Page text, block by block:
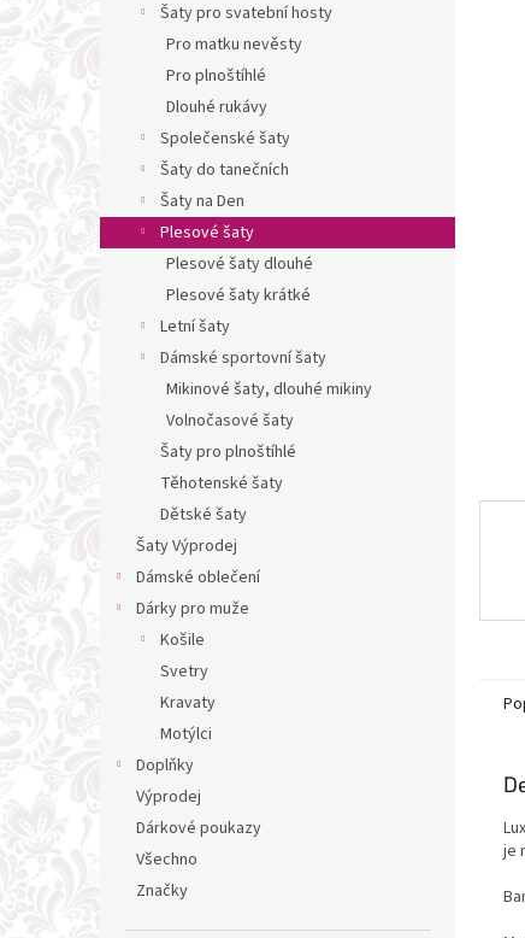
Šaty pro svatební hosty
Pro matku nevěsty
Pro plnoštíhlé
Dlouhé rukávy
Společenské šaty
Šaty do tanečních
Šaty na Den
Plesové šaty
Plesové šaty dlouhé
Plesové šaty krátké
Letní šaty
Dámské sportovní šaty
Mikinové šaty, dlouhé mikiny
Volnočasové šaty
Šaty pro plnoštíhlé
Těhotenské šaty
Dětské šaty
Šaty Výprodej
Dámské oblečení
Dárky pro muže
Košile
Svetry
Kravaty
Motýlci
Doplňky
Výprodej
Dárkové poukazy
Všechno
Značky
je